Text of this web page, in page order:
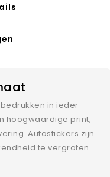
in ieder
hoogwaardige print,
Autostickers zijn
te vergroten.